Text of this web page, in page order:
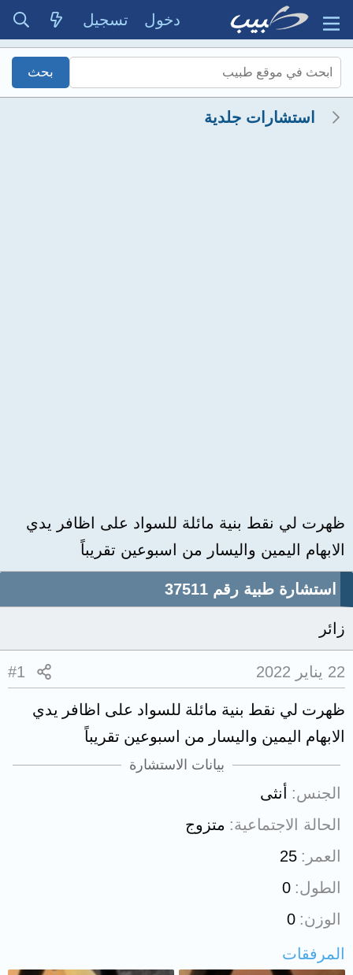
دخول تسجيل
استشارات جلدية
ظهرت لي نقط بنية مائلة للسواد على اظافر يدي
الابهام اليمين واليسار من اسبوعين تقريباً
استشارة طبية رقم 37511
زائر
22 يناير 2022 #1
ظهرت لي نقط بنية مائلة للسواد على اظافر يدي
الابهام اليمين واليسار من اسبوعين تقريباً
بيانات الاستشارة
الجنس
أنثى
الحالة الاجتماعية
متزوج
العمر
25
الطول 0
الوزن 0
المرفقات